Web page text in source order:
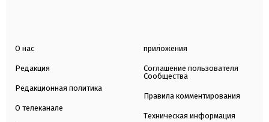
О нас
Редакция
Редакционная политика
О телеканале
приложения
Соглашение пользователя
Сообщества
Правила комментирования
Техническая информация